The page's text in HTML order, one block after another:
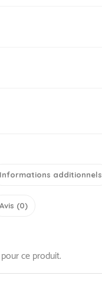
Informations additionnels
Avis (0)
ce produit.